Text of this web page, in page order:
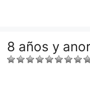
8 años y